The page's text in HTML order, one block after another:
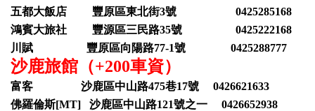
五都大飯店 豐原區東北街3號 0425285168
鴻賓大旅社 豐源區三民路35號 0425222168
川賦 豐原區向陽路77-1號 0425288777
沙鹿旅館（+200車資）
富客 沙鹿區中山路475巷17號 0426621633
佛羅倫斯[MT] 沙鹿區中山路121號之一 0426652938